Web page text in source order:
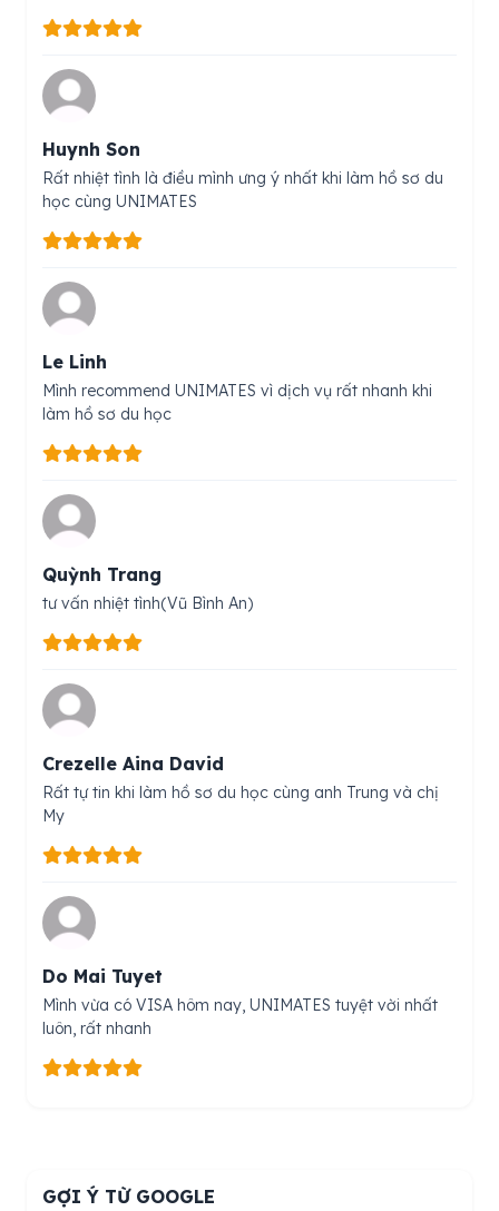
Huynh Son
Rất nhiệt tình là điều mình ưng ý nhất khi làm hồ sơ du
học cùng UNIMATES
Le Linh
Mình recommend UNIMATES vì dịch vụ rất nhanh khi
làm hồ sơ du học
Quỳnh Trang
tư vấn nhiệt tình(Vũ Bình An)
Crezelle Aina David
Rất tự tin khi làm hồ sơ du học cùng anh Trung và chị
My
Do Mai Tuyet
Mình vừa có VISA hôm nay, UNIMATES tuyệt vời nhất
luôn, rất nhanh
GỢI Ý TỪ GOOGLE